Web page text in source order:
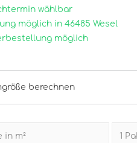
wählbar
möglich in 46485 Wesel
möglich
berechnen